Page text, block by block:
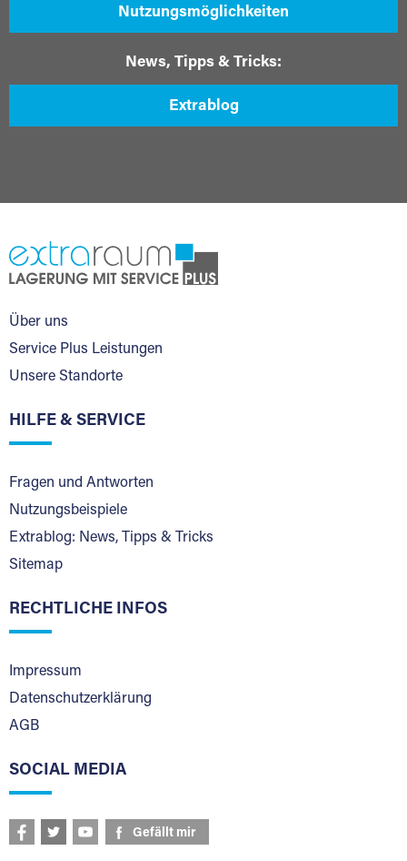
Nutzungsmöglichkeiten
News, Tipps & Tricks:
Extrablog
Über uns
Service Plus Leistungen
Unsere Standorte
HILFE & SERVICE
Fragen und Antworten
Nutzungsbeispiele
Extrablog: News, Tipps & Tricks
Sitemap
RECHTLICHE INFOS
Impressum
Datenschutzerklärung
AGB
SOCIAL MEDIA
Gefällt mir